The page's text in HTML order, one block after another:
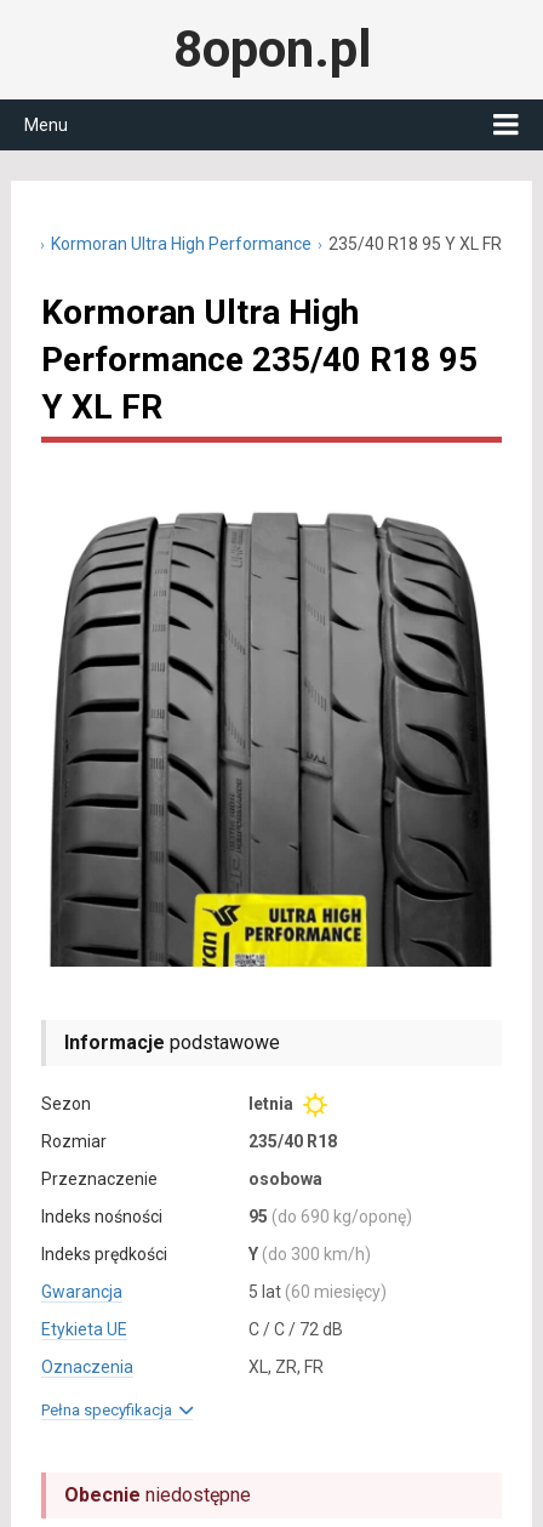
8opon.pl
Menu
Kormoran Ultra High Performance 235/40 R18 95 Y XL FR
Kormoran Ultra High
Performance 235/40 R18 95
Y XL FR
Informacje podstawowe
Sezon
letnia
Rozmiar
235/40 R18
Przeznaczenie
osobowa
Indeks nośności
95 (do 690 kg/oponę)
Indeks prędkości
Y (do 300 km/h)
Gwarancja
5 lat (60 miesięcy)
Etykieta UE
C / C / 72 dB
Oznaczenia
XL, ZR, FR
Pełna specyfikacja
Obecnie niedostępne